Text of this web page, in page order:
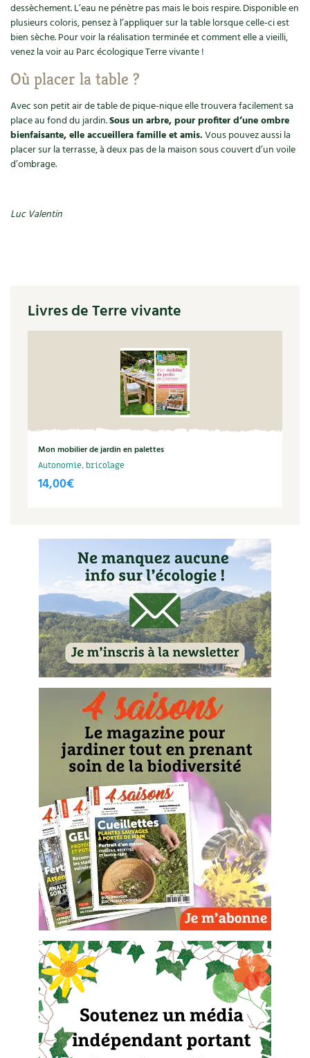
dessèchement. L’eau ne pénètre pas mais le bois respire. Disponible en
plusieurs coloris, pensez à l’appliquer sur la table lorsque celle-ci est
bien sèche. Pour voir la réalisation terminée et comment elle a vieilli,
venez la voir au Parc écologique Terre vivante !
Où placer la table ?
Avec son petit air de table de pique-nique elle trouvera facilement sa
place au fond du jardin.Sous un arbre, pour profiter d’une ombre
bienfaisante, elle accueillera famille et amis.Vous pouvez aussi la
placer sur la terrasse, à deux pas de la maison sous couvert d’un voile
d’ombrage.
Luc Valentin
Livres de Terre vivante
Mon mobilier de jardin en palettes
Autonomie, bricolage
14,00€